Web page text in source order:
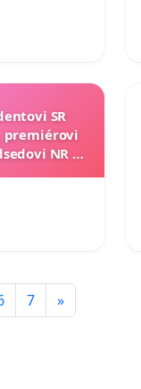
SR
premiérovi
NR SR
7 »